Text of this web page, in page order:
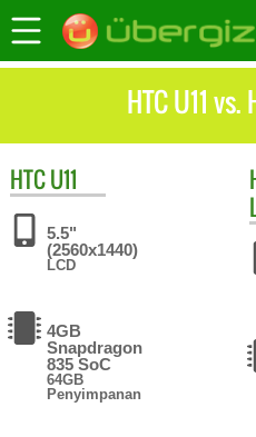
HTC U11 vs.
HTCU11
5.5"
(2560x1440)
LCD
4GB
Snapdragon
835 SoC
64GB
Penyimpanan